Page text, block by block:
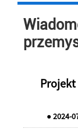
●2024-